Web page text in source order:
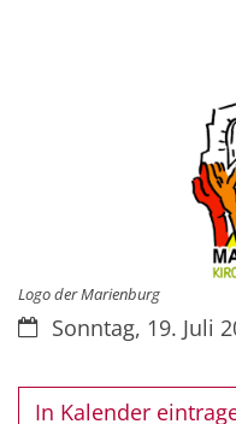
Logo der Marienburg
Datum:Sonntag, 19. Juli
In Kalender